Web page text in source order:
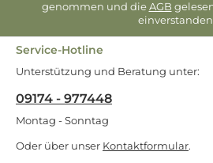
genommen und die AGB
Service-Hotline
Unterstützung und Beratung unter:
09174 - 977448
Montag - Sonntag
Oder über unser Kontaktformular.